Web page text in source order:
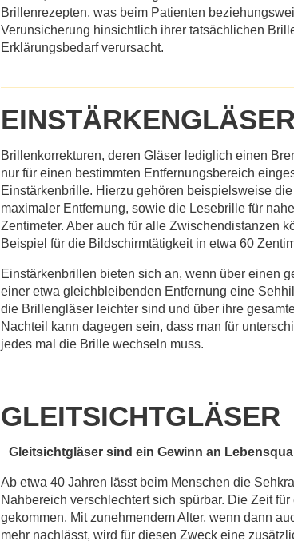
Brillenrezepten, was beim Patienten
Verunsicherung hinsichtlich ihrer tatsächlichen
Erklärungsbedarf verursacht.
EINSTÄRKENGLÄSER
Brillenkorrekturen, deren Gläser lediglich einen
nur für einen bestimmten Entfernungsbereich
Einstärkenbrille. Hierzu gehören beispielsweise
maximaler Entfernung, sowie die Lesebrille für
Zentimeter. Aber auch für alle Zwischendistanzen
Beispiel für die Bildschirmtätigkeit in etwa 60
Einstärkenbrillen bieten sich an, wenn über einen
einer etwa gleichbleibenden Entfernung eine
die Brillengläser leichter sind und über ihre
Nachteil kann dagegen sein, dass man für
jedes mal die Brille wechseln muss.
GLEITSICHTGLÄSER
Gleitsichtgläser sind ein Gewinn an
Ab etwa 40 Jahren lässt beim Menschen die
Nahbereich verschlechtert sich spürbar. Die Zeit
gekommen. Mit zunehmendem Alter, wenn dann
mehr nachlässt, wird für diesen Zweck eine